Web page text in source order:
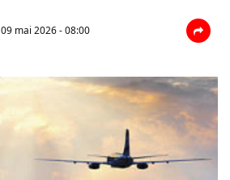
09 mai 2026 - 08:00